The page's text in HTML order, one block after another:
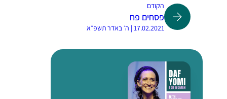
הקודם
פסחים פח
17.02.2021 | ה׳ באדר תשפ״א